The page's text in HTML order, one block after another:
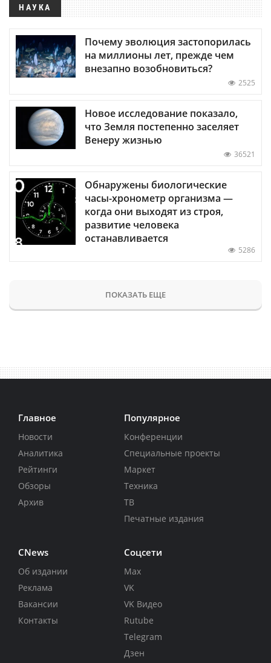
НАУКА
Почему эволюция застопорилась
на миллионы лет, прежде чем
внезапно возобновиться?
2525
Новое исследование показало,
что Земля постепенно заселяет
Венеру жизнью
36521
Обнаружены биологические
часы-хронометр организма —
когда они выходят из строя,
развитие человека
останавливается
5286
ПОКАЗАТЬ ЕЩЕ
Главное
Новости
Аналитика
Рейтинги
Обзоры
Архив
Популярное
Конференции
Специальные проекты
Маркет
Техника
ТВ
Печатные издания
CNews
Об издании
Реклама
Вакансии
Контакты
Соцсети
Max
VK
VK Видео
Rutube
Telegram
Дзен